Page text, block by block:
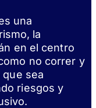
una
la
en el centro
no correr y
sea
riesgos y